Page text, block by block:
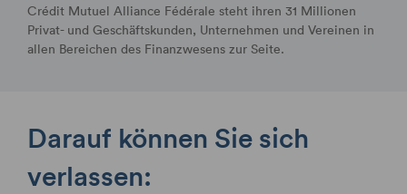
Crédit Mutuel Alliance Fédérale steht ihren 31 Millionen
Privat- und Geschäftskunden, Unternehmen und Vereinen in
allen Bereichen des Finanzwesens zur Seite.
Darauf können Sie sich
verlassen: